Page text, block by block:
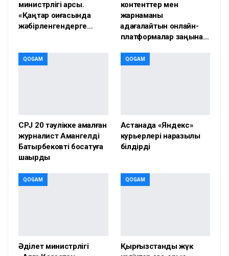
министрлігі қарсы.
«Қаңтар оқиғасында
жәбірленгендерге…
контенттер мен
жарнаманы
қадағалайтын онлайн-
платформалар заңына…
QOGAM
CPJ 20 тәулікке қамалған
журналист Амангелді
Батырбековті босатуға
шақырды
QOGAM
Астанада «Яндекс»
курьерлері наразылық
білдірді
QOGAM
Әділет министрлігі
QOGAM
Қырғызстандық жүк